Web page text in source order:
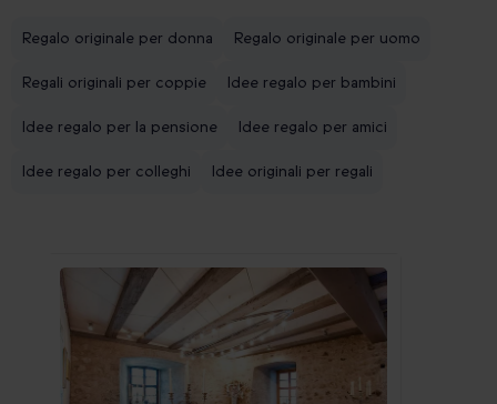
Regalo originale per donna Regalo originale per uomo
Regali originali per coppie Idee regalo per bambini
Idee regalo per la pensione Idee regalo per amici
Idee regalo per colleghi Idee originali per regali